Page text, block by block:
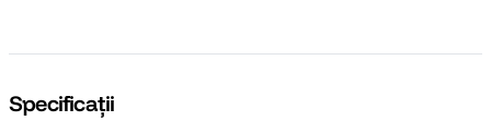
Specificații